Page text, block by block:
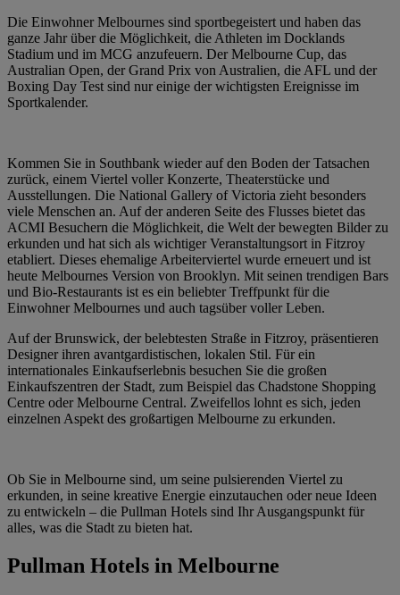
Die Einwohner Melbournes sind sportbegeistert und haben das
ganze Jahr über die Möglichkeit, die Athleten im Docklands
Stadium und im MCG anzufeuern. Der Melbourne Cup, das
Australian Open, der Grand Prix von Australien, die AFL und der
Boxing Day Test sind nur einige der wichtigsten Ereignisse im
Sportkalender.
Kommen Sie in Southbank wieder auf den Boden der Tatsachen
zurück, einem Viertel voller Konzerte, Theaterstücke und
Ausstellungen. Die National Gallery of Victoria zieht besonders
viele Menschen an. Auf der anderen Seite des Flusses bietet das
ACMI Besuchern die Möglichkeit, die Welt der bewegten Bilder zu
erkunden und hat sich als wichtiger Veranstaltungsort in Fitzroy
etabliert. Dieses ehemalige Arbeiterviertel wurde erneuert und ist
heute Melbournes Version von Brooklyn. Mit seinen trendigen Bars
und Bio-Restaurants ist es ein beliebter Treffpunkt für die
Einwohner Melbournes und auch tagsüber voller Leben.
Auf der Brunswick, der belebtesten Straße in Fitzroy, präsentieren
Designer ihren avantgardistischen, lokalen Stil. Für ein
internationales Einkaufserlebnis besuchen Sie die großen
Einkaufszentren der Stadt, zum Beispiel das Chadstone Shopping
Centre oder Melbourne Central. Zweifellos lohnt es sich, jeden
einzelnen Aspekt des großartigen Melbourne zu erkunden.
Ob Sie in Melbourne sind, um seine pulsierenden Viertel zu
erkunden, in seine kreative Energie einzutauchen oder neue Ideen
zu entwickeln – die Pullman Hotels sind Ihr Ausgangspunkt für
alles, was die Stadt zu bieten hat.
Pullman Hotels in Melbourne